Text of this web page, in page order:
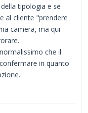
tipologia e se
al cliente "prendere
camera, ma qui
che il
in quanto